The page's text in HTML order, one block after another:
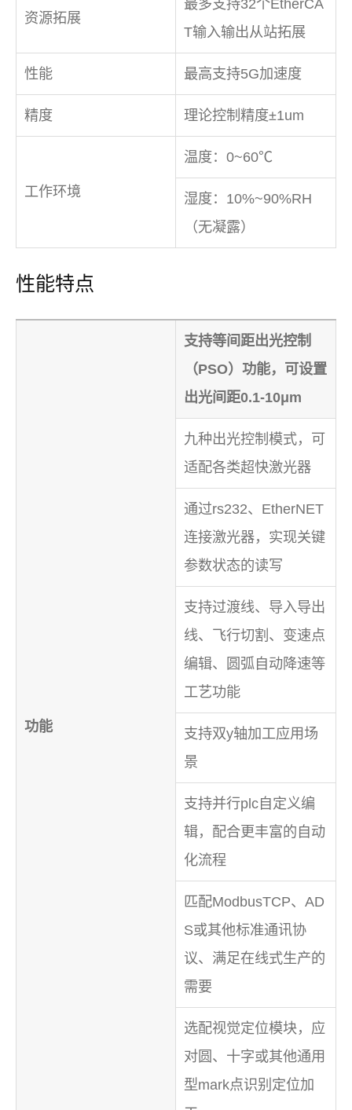
资源拓展
最多支持32个EtherCA
T输入输出从站拓展
性能 最高支持5G加速度
精度 理论控制精度±1um
工作环境
温度：0~60℃
湿度：10%~90%RH
（无凝露）
性能特点
功能
支持等间距出光控制
（PSO）功能，可设置
出光间距0.1-10μm
九种出光控制模式，可
适配各类超快激光器
通过rs232、EtherNET
连接激光器，实现关键
参数状态的读写
支持过渡线、导入导出
线、飞行切割、变速点
编辑、圆弧自动降速等
工艺功能
支持双y轴加工应用场
景
支持并行plc自定义编
辑，配合更丰富的自动
化流程
匹配ModbusTCP、AD
S或其他标准通讯协
议、满足在线式生产的
需要
选配视觉定位模块，应
对圆、十字或其他通用
型mark点识别定位加